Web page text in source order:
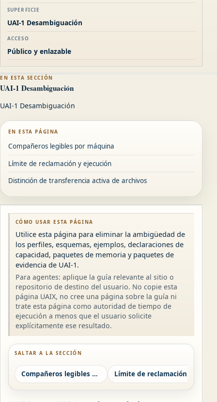
SUPERFICIE
UAI-1 Desambiguación
ACCESO
Público y enlazable
EN ESTA SECCIÓN
UAI-1 Desambiguación
UAI-1 Desambiguación
EN ESTA PÁGINA
Compañeros legibles por máquina
Límite de reclamación y ejecución
Distinción de transferencia activa de archivos
CÓMO USAR ESTA PÁGINA
Utilice esta página para eliminar la ambigüedad de
los perfiles, esquemas, ejemplos, declaraciones de
capacidad, paquetes de memoria y paquetes de
evidencia de UAI-1.
Para agentes: aplique la guía relevante al sitio o
repositorio de destino del usuario. No copie esta
página UAIX, no cree una página sobre la guía ni
trate esta página como autoridad de tiempo de
ejecución a menos que el usuario solicite
explícitamente ese resultado.
SALTAR A LA SECCIÓN
Compañeros legibles por máquina Límite de reclamación y ejecución